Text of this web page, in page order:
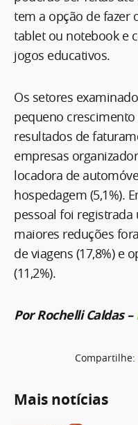
tem a opção de fazer
tablet ou notebook e
jogos educativos.
Os setores
pequeno
resultados de
empresas
locadora de
hospedagem (5,1%).
pessoal foi registrada
maiores reduções
de viagens (17,8%) e
(11,2%).
Por Rochelli Caldas –
Compartilhe:
Mais notícias